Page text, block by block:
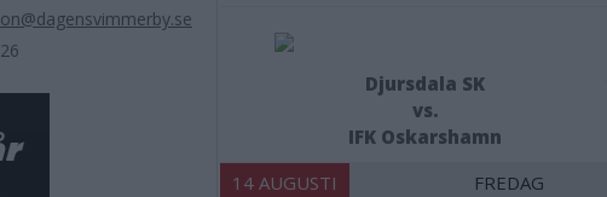
Djursdala SK
vs.
IFK Oskarshamn
14 AUGUSTI FREDAG